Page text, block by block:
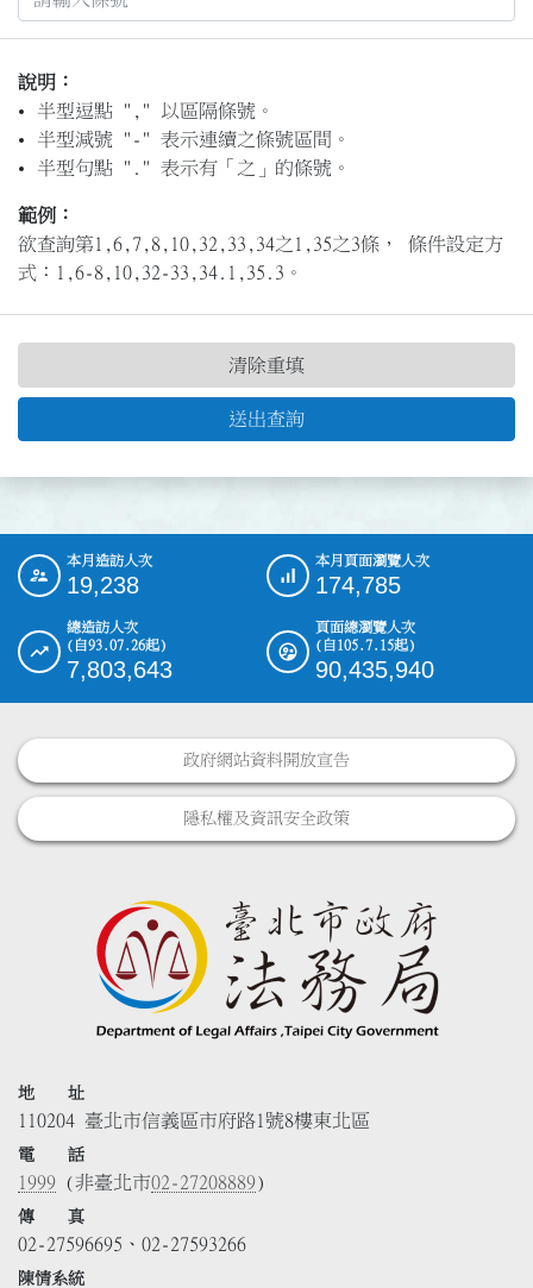
說明：
半型逗點 "," 以區隔條號。
半型減號 "-" 表示連續之條號區間。
半型句點 "." 表示有「之」的條號。
範例：
欲查詢第1,6,7,8,10,32,33,34之1,35之3條， 條件設定方
式：1,6-8,10,32-33,34.1,35.3。
送出查詢
清除重填
::: 本月造訪人次
19,238
本月頁面瀏覽人次
174,785
總造訪人次
(自93.07.26起)
7,803,643
頁面總瀏覽人次
(自105.7.15起)
90,435,940
政府網站資料開放宣告
隱私權及資訊安全政策
地 址
110204 臺北市信義區市府路1號8樓東北區
電 話
1999 (非臺北市02-27208889)
傳 真
02-27596695、02-27593266
陳情系統